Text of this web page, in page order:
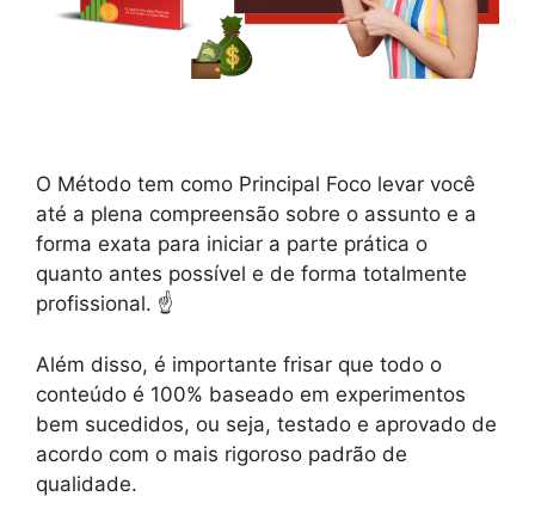
O Método tem como Principal Foco levar você
até a plena compreensão sobre o assunto e a
forma exata para iniciar a parte prática o
quanto antes possível e de forma totalmente
profissional. ☝️
Além disso, é importante frisar que todo o
conteúdo é 100% baseado em experimentos
bem sucedidos, ou seja, testado e aprovado de
acordo com o mais rigoroso padrão de
qualidade.